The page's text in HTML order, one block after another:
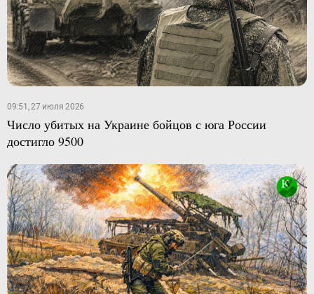
09:51, 27 июля 2026
Число убитых на Украине бойцов с юга России
достигло 9500